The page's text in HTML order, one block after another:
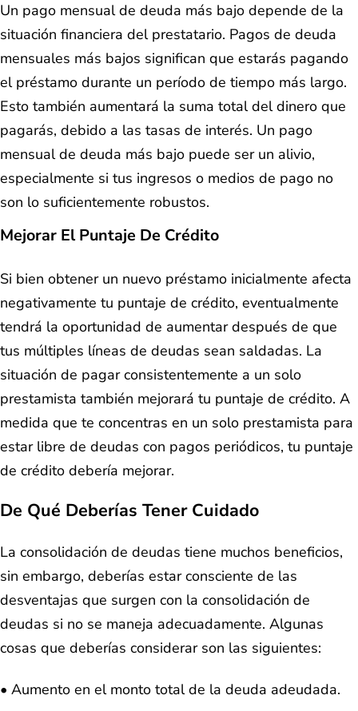
Un pago mensual de deuda más bajo depende de la
situación financiera del prestatario. Pagos de deuda
mensuales más bajos significan que estarás pagando
el préstamo durante un período de tiempo más largo.
Esto también aumentará la suma total del dinero que
pagarás, debido a las tasas de interés. Un pago
mensual de deuda más bajo puede ser un alivio,
especialmente si tus ingresos o medios de pago no
son lo suficientemente robustos.
Mejorar El Puntaje De Crédito
Si bien obtener un nuevo préstamo inicialmente afecta
negativamente tu puntaje de crédito, eventualmente
tendrá la oportunidad de aumentar después de que
tus múltiples líneas de deudas sean saldadas. La
situación de pagar consistentemente a un solo
prestamista también mejorará tu puntaje de crédito. A
medida que te concentras en un solo prestamista para
estar libre de deudas con pagos periódicos, tu puntaje
de crédito debería mejorar.
De Qué Deberías Tener Cuidado
La consolidación de deudas tiene muchos beneficios,
sin embargo, deberías estar consciente de las
desventajas que surgen con la consolidación de
deudas si no se maneja adecuadamente. Algunas
cosas que deberías considerar son las siguientes:
• Aumento en el monto total de la deuda adeudada.